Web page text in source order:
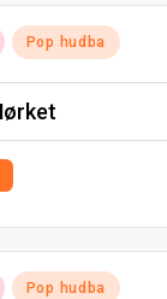
Pop hudba
Pop hudba